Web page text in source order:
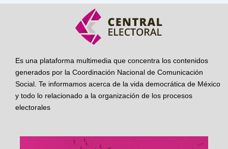
Es una plataforma multimedia que concentra los contenidos
generados por la Coordinación Nacional de Comunicación
Social. Te informamos acerca de la vida democrática de México
y todo lo relacionado a la organización de los procesos
electorales